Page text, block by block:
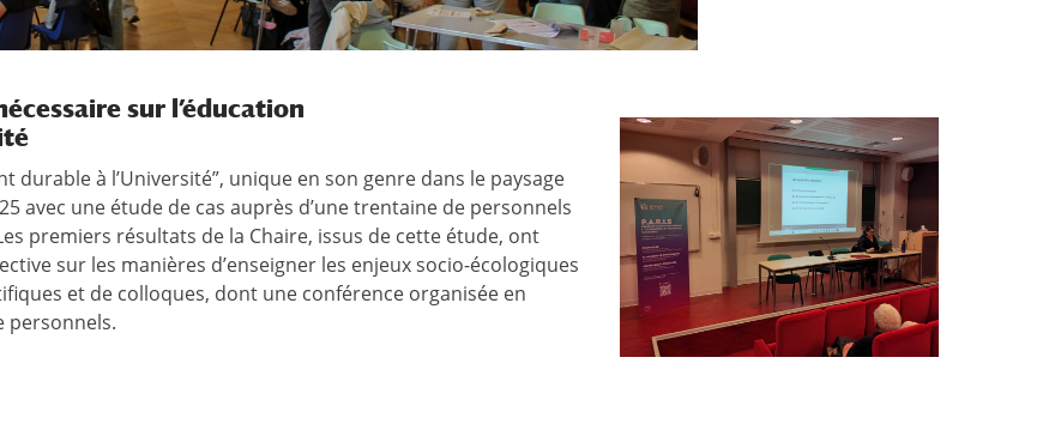
sur l’éducation
durable à l’Université”, unique en son genre dans le paysage
avec une étude de cas auprès d’une trentaine de personnels
premiers résultats de la Chaire, issus de cette étude, ont
sur les manières d’enseigner les enjeux socio-écologiques
et de colloques, dont une conférence organisée en
personnels.